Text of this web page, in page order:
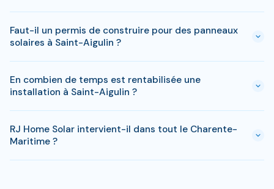
à 9 kWc). Après les aides disponibles en Charente-Maritime
(MaPrimeRénov', prime autoconsommation, TVA réduite), le
reste à charge peut descendre sous 4 000 € pour une
installation standard de 3 kWc.
Faut-il un permis de construire pour des panneaux
solaires à Saint-Aigulin ?
à Saint-Aigulin. Si votre bien est classé ou en zone protégée
en Charente-Maritime, des règles spécifiques peuvent
s'appliquer. RJ Home Solar gère toutes ces démarches sans
surcoût.
En combien de temps est rentabilisée une
installation à Saint-Aigulin ?
rentabiliser votre installation. Passe ce delai, chaque kWh
produit est gratuit. Sur 25 ans, une installation de 3 kWc
genere des economies entre 20 000 et 35 000 €.
RJ Home Solar intervient-il dans tout le Charente-
Maritime ?